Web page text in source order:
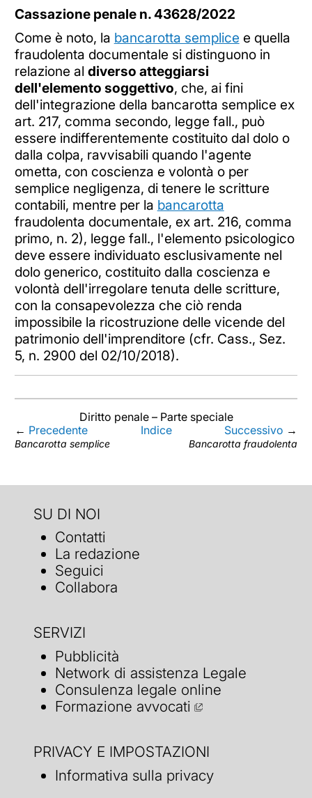
Cassazione penale n. 43628/2022
Come è noto, la bancarotta semplice e quella
fraudolenta documentale si distinguono in
relazione al diverso atteggiarsi
dell'elemento soggettivo, che, ai fini
dell'integrazione della bancarotta semplice ex
art. 217, comma secondo, legge fall., può
essere indifferentemente costituito dal dolo o
dalla colpa, ravvisabili quando l'agente
ometta, con coscienza e volontà o per
semplice negligenza, di tenere le scritture
contabili, mentre per la bancarotta
fraudolenta documentale, ex art. 216, comma
primo, n. 2), legge fall., l'elemento psicologico
deve essere individuato esclusivamente nel
dolo generico, costituito dalla coscienza e
volontà dell'irregolare tenuta delle scritture,
con la consapevolezza che ciò renda
impossibile la ricostruzione delle vicende del
patrimonio dell'imprenditore (cfr. Cass., Sez.
5, n. 2900 del 02/10/2018).
Diritto penale – Parte speciale
← Precedente
Bancarotta semplice
Indice Successivo →
Bancarotta fraudolenta
SU DI NOI
Contatti
La redazione
Seguici
Collabora
SERVIZI
Pubblicità
Network di assistenza Legale
Consulenza legale online
Formazione avvocati
PRIVACY E IMPOSTAZIONI
Informativa sulla privacy